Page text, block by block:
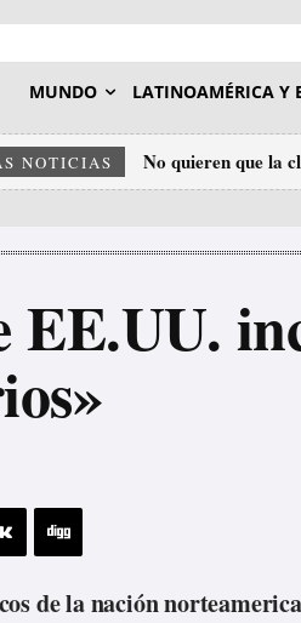
MUNDO LATINOAMÉRICA Y
NOTICIAS No quieren que la
EE.UU.
de la nación